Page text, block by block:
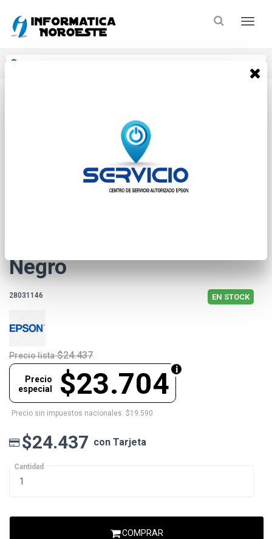
Negro
28031146 EN STOCK
Precio lista $24.437
$23.704
Precio
especial
Precio sin impuestos nacionales: $19.590
$24.437 con Tarjeta
Cantidad
COMPRAR